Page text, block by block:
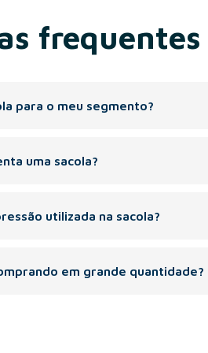
frequentes
para o meu segmento?
uma sacola?
utilizada na sacola?
em grande quantidade?